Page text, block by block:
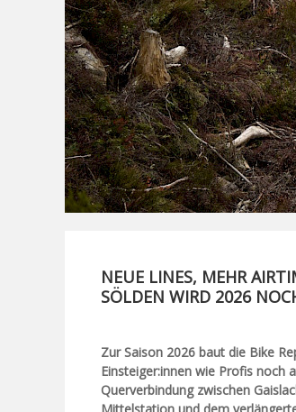
NEUE LINES, MEHR
SÖLDEN WIRD 2026
Zur Saison 2026 baut die Bike
Einsteiger:innen wie Profis noch
Querverbindung zwischen